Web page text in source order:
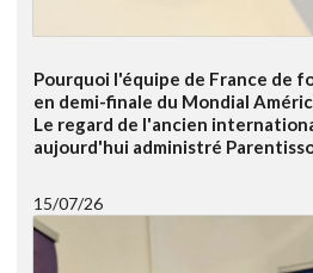
Pourquoi l'équipe de France de
en demi-finale du Mondial
Le regard de l'ancien
aujourd'hui administré
15/07/26